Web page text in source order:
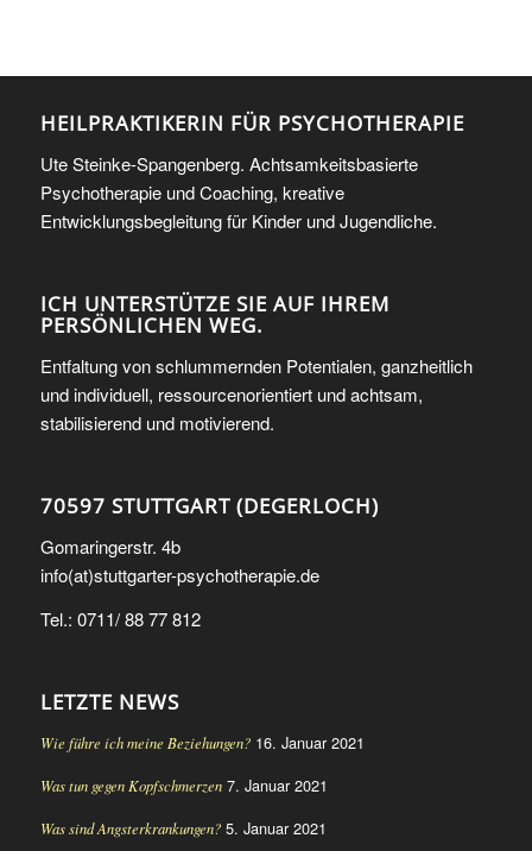
HEILPRAKTIKERIN FÜR PSYCHOTHERAPIE
Ute Steinke-Spangenberg. Achtsamkeitsbasierte
Psychotherapie und Coaching, kreative
Entwicklungsbegleitung für Kinder und Jugendliche.
ICH UNTERSTÜTZE SIE AUF IHREM
PERSÖNLICHEN WEG.
Entfaltung von schlummernden Potentialen, ganzheitlich
und individuell, ressourcenorientiert und achtsam,
stabilisierend und motivierend.
70597 STUTTGART (DEGERLOCH)
Gomaringerstr. 4b
info(at)stuttgarter-psychotherapie.de
Tel.: 0711/ 88 77 812
LETZTE NEWS
Wie führe ich meine Beziehungen? 16. Januar 2021
Was tun gegen Kopfschmerzen 7. Januar 2021
Was sind Angsterkrankungen? 5. Januar 2021